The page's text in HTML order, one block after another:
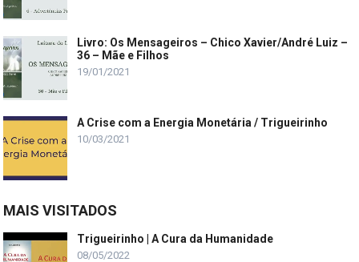
Livro: Os Mensageiros – Chico Xavier/André Luiz –
36 – Mãe e Filhos
19/01/2021
A Crise com a Energia Monetária / Trigueirinho
10/03/2021
MAIS VISITADOS
Trigueirinho | A Cura da Humanidade
08/05/2022